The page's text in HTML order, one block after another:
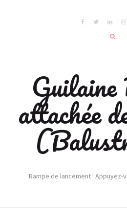
Guilaine
attachée
Rampe de lancement ! Appuyez-